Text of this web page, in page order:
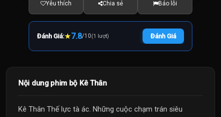
Yêu thích Chia sẻ Báo lỗi
Đánh Giá:★7.8/10(1 lượt) Đánh Giá
Nội dung phim bộ Kê Thân
Kê Thân Thế lực tà ác. Những cuộc chạm trán siêu